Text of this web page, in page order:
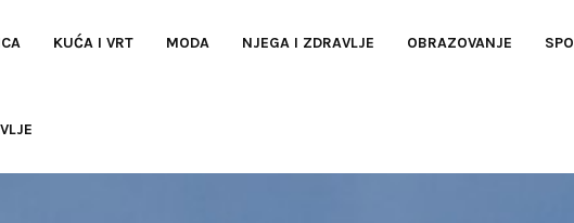
KUĆA I VRT MODA NJEGA I ZDRAVLJE OBRAZOVANJE